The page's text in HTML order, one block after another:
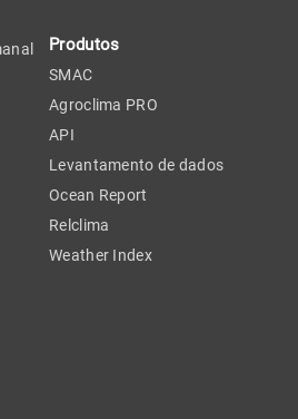
Produtos
SMAC
Agroclima PRO
API
Levantamento de dados
Ocean Report
Relclima
Weather Index